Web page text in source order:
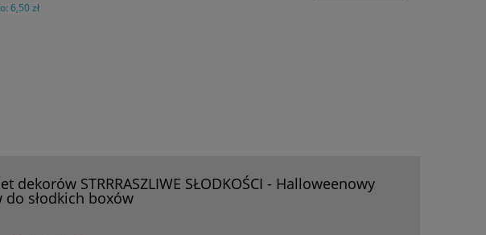
6,50 zł
dekorów STRRRASZLIWE SŁODKOŚCI - Halloweenowy
do słodkich boxów